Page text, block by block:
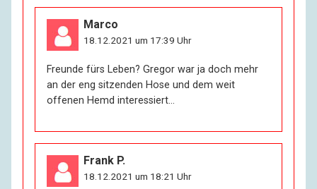
Marco
18.12.2021 um 17:39 Uhr
Freunde fürs Leben? Gregor war ja doch mehr
an der eng sitzenden Hose und dem weit
offenen Hemd interessiert…
Frank P.
18.12.2021 um 18:21 Uhr